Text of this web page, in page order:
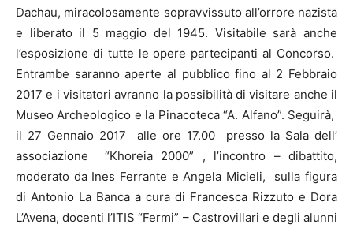
Dachau, miracolosamente sopravvissuto all’orrore nazista
e liberato il 5 maggio del 1945. Visitabile sarà anche
l’esposizione di tutte le opere partecipanti al Concorso.
Entrambe saranno aperte al pubblico fino al 2 Febbraio
2017 e i visitatori avranno la possibilità di visitare anche il
Museo Archeologico e la Pinacoteca “A. Alfano”. Seguirà,
il 27 Gennaio 2017 alle ore 17.00 presso la Sala dell’
associazione “Khoreia 2000” , l’incontro – dibattito,
moderato da Ines Ferrante e Angela Micieli, sulla figura
di Antonio La Banca a cura di Francesca Rizzuto e Dora
L’Avena, docenti l’ITIS “Fermi” – Castrovillari e degli alunni